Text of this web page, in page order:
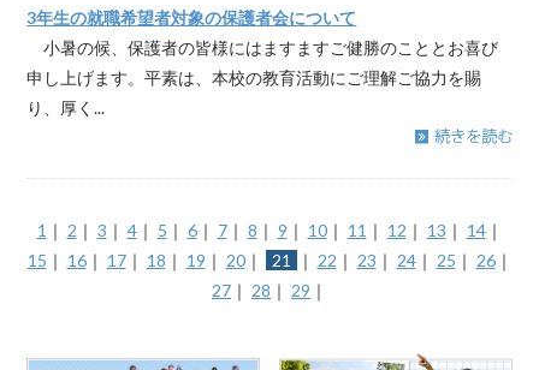
3年生の就職希望者対象の保護者会について
小暑の候、保護者の皆様にはますますご健勝のこととお喜び
申し上げます。平素は、本校の教育活動にご理解ご協力を賜
り、厚く...
1 ｜ 2 ｜ 3 ｜ 4｜ 5 ｜ 6｜ 7｜ 8 ｜ 9 ｜ 10｜ 11 ｜ 12 ｜ 13 ｜ 14｜
15 ｜ 16｜ 17｜ 18 ｜ 19 ｜ 20｜ 21 ｜ 22 ｜ 23 ｜ 24｜ 25 ｜ 26｜
27 ｜ 28 ｜ 29 ｜